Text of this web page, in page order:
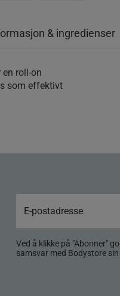
& ingredienser
roll-on
som effektivt
Ved å klikke på "Abonner"
samsvar med Bodystore sin